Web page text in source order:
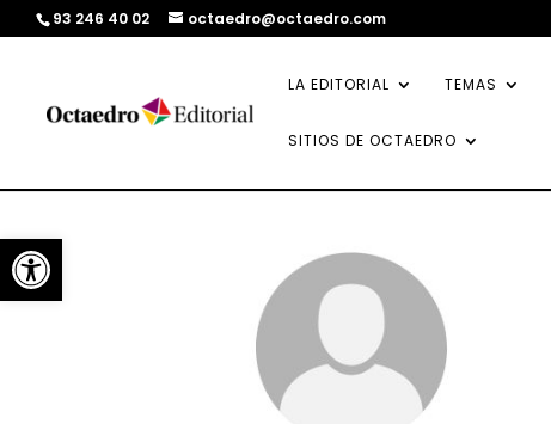
Abrir barra de herramientas
93 246 40 02 octaedro@octaedro.com
LA EDITORIAL TEMAS
SITIOS DE OCTAEDRO